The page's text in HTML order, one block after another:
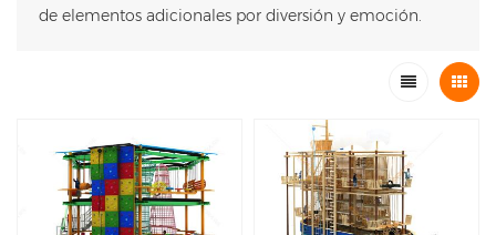
de elementos adicionales por diversión y emoción.